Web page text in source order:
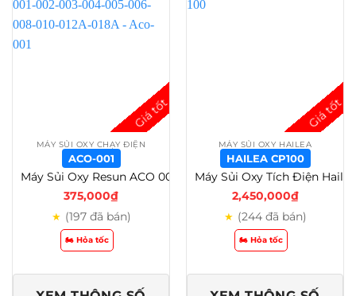
MÁY SỦI OXY CHẠY ĐIỆN
ACO-001
375,000₫
★ (197 đã bán)
🏍️ Hỏa tốc
MÁY SỦI OXY HAILEA
HAILEA CP100
2,450,000₫
★ (244 đã bán)
🏍️ Hỏa tốc